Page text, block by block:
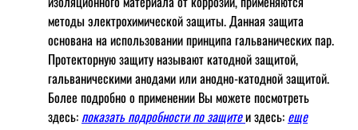
методы электрохимической защиты. Данная защита
основана на использовании принципа гальванических пар.
Протекторную защиту называют катодной защитой,
гальваническими анодами или анодно-катодной защитой.
Более подробно о применении Вы можете посмотреть
здесь: показать подробности по защитеи здесь: еще